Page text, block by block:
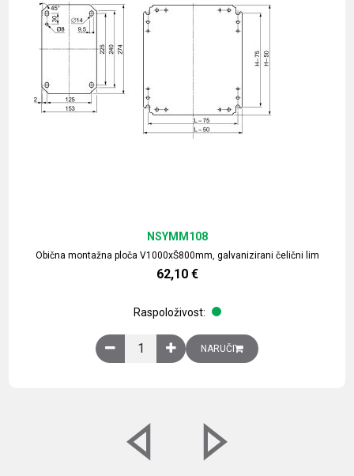
Obična montažna ploča V1000xŠ800mm, galvanizirani čelični lim
NSYMM108
62,10 €
Raspoloživost:
Obična montažna ploča V1000xŠ800mm,
NARUČI